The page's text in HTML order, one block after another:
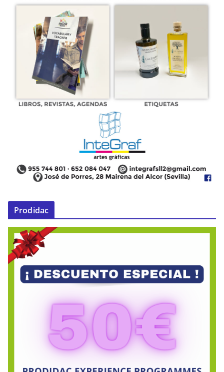
Prodidac